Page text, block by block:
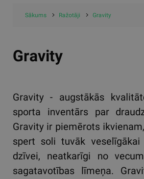
Sākums Ražotāji Gravity
Gravity
Gravity - augstākās
sporta inventārs par
Gravity ir piemērots
spert soli tuvāk
dzīvei, neatkarīgi no
sagatavotības līmeņa.